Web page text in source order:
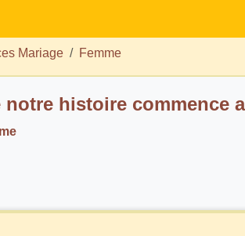
Mariage Femme
notre histoire commence